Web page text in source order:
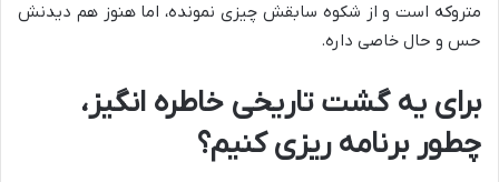
متروکه است و از شکوه سابقش چیزی نمونده، اما هنوز هم دیدنش
حس و حال خاصی داره.
برای یه گشت تاریخی خاطره انگیز،
چطور برنامه ریزی کنیم؟